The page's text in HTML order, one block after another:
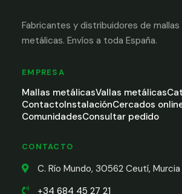
Fabricantes y distribuidores de mallas
metálicas. Envíos a toda España.
EMPRESA
Mallas metálicasVallas metálicas
ContactoInstalaciónCercados
ComunidadesConsultar pedido
CONTACTO
C. Río Mundo, 30562 Ceutí, Murcia
+34 684 45 27 21